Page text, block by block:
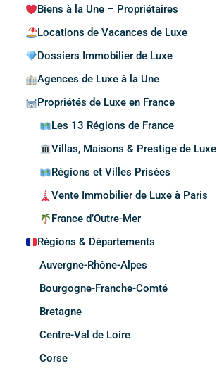
Biens à la Une – Propriétaires
Locations de Vacances de Luxe
Dossiers Immobilier de Luxe
Agences de Luxe à la Une
Propriétés de Luxe en France
Les 13 Régions de France
Villas, Maisons & Prestige de Luxe
Régions et Villes Prisées
Vente Immobilier de Luxe à Paris
France d’Outre-Mer
Régions & Départements
Auvergne-Rhône-Alpes
Bourgogne-Franche-Comté
Bretagne
Centre-Val de Loire
Corse